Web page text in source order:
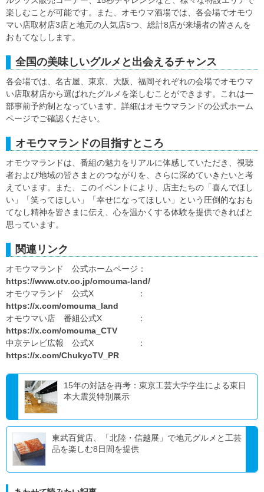
楽しむことが可能です。また、オモウマ酒場では、各会場でオモウ
マい店取材店3店と地元の人気店5つ、総計8店が来場者の皆さんを
おもてなしします。
全国の美味しいグルメと出会えるチャンス
各会場では、名古屋、東京、大阪、福岡それぞれの会場でオモウマ
い店取材店から選ばれたグルメを楽しむことができます。これは一
部事前予約制となっています。詳細はオモウマランドの公式ホーム
ページでご確認ください。
オモウマランドの目指すところ
オモウマランドは、番組の魅力をリアルに体感していただき、視聴
者および地域の皆さまとのつながりを、さらに深めていきたいと考
えています。また、このイベントにより、店主たちの「喜んでほし
い」「笑ってほしい」「幸せになってほしい」という圧倒的なおも
てなし精神を皆さまに伝え、心を温かくする体験を提供できればと
思っています。
関連リンク
オモウマランド 公式ホームページ：
https://www.ctv.co.jp/omouma-land/
オモウマランド 公式X ：
https://x.com/omouma_land
オモウマい店 番組公式X ：
https://x.com/omouma_CTV
中京テレビ広報 公式X ：
https://x.com/ChukyoTV_PR
15年の対話を再考：東京工芸大学学生による東日
本大震災特別展示
東武百貨店、「北陸・信越展」で地元グルメと工芸
品を楽しむ8日間を提供